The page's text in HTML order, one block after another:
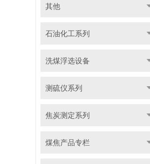
其他
石油化工系列
洗煤浮选设备
测硫仪系列
焦炭测定系列
煤焦产品专栏